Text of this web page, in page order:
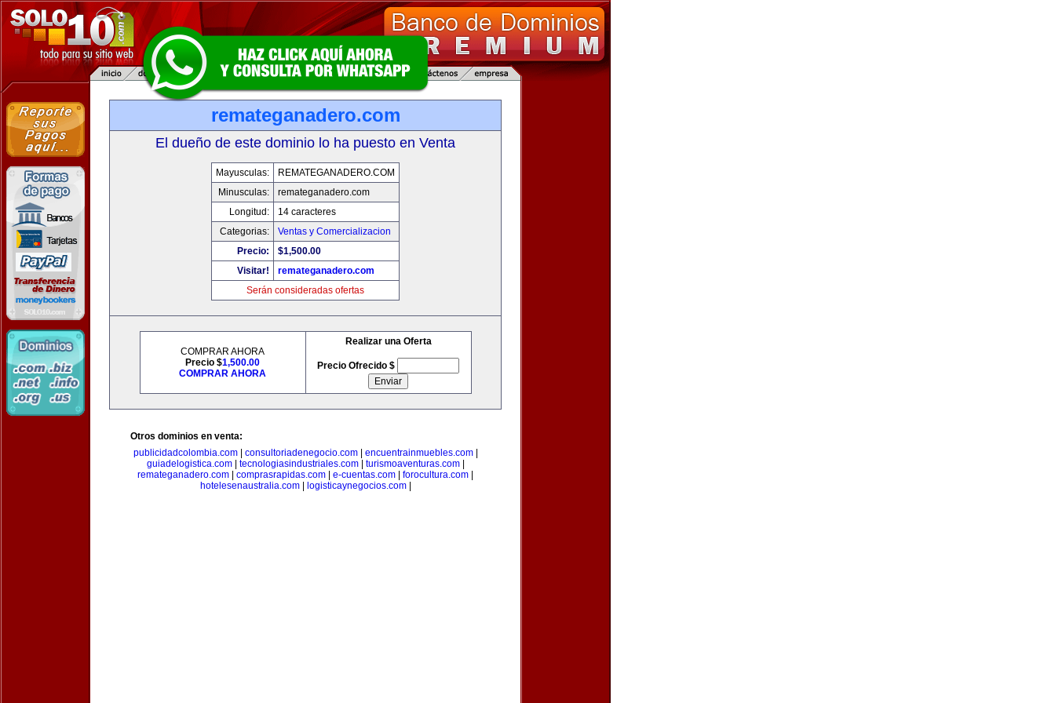
remateganadero.com
El dueño de este dominio lo ha puesto en Venta
Mayusculas:
REMATEGANADERO.COM
Minusculas:
remateganadero.com
Longitud:
14 caracteres
Categorias:
Ventas y Comercializacion
Precio:
$1,500.00
Visitar!
remateganadero.com
Serán consideradas ofertas
COMPRAR AHORA
Precio $1,500.00
COMPRAR AHORA
Realizar una Oferta
Precio Ofrecido $
Otros dominios en venta:
publicidadcolombia.com| consultoriadenegocio.com| encuentrainmuebles.com|
guiadelogistica.com| tecnologiasindustriales.com| turismoaventuras.com|
remateganadero.com
comprasrapidas.com e-cuentas.com forocultura.com
hotelesenaustralia.com| logisticaynegocios.com|